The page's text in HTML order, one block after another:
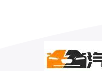
北汽幻速
北汽新能